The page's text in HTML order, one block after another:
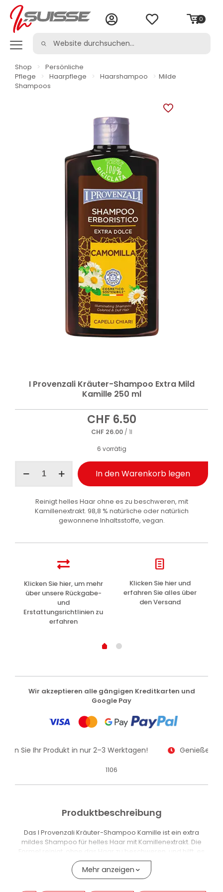
0
Shop >
Persönliche
Pflege
> Haarpflege > Haarshampoo > Milde
Shampoos
I Provenzali Kräuter-Shampoo Extra Mild
Kamille 250 ml
CHF6.50
CHF26.00/ 1l
6 vorrätig
Provenzali
ml
In den Warenkorb legen
Reinigt helles Haar ohne es zu beschweren, mit
Kamillenextrakt. 98,8 % natürliche oder natürlich
gewonnene Inhaltsstoffe, vegan.
Klicken Sie hier, um mehr
über unsere Rückgabe-
und
Erstattungsrichtlinien zu
erfahren
Klicken Sie hier und
erfahren Sie alles über
den Versand
Wir akzeptieren alle gängigen Kreditkarten und
Google Pay
Sie Ihr Produkt in nur 2–3 Werktagen! Genießen
1106
Produktbeschreibung
Das I Provenzali Kräuter-Shampoo Kamille ist ein extra
mildes Shampoo für helles Haar mit Kamillenextrakt. Die
Formel reinigt, ohne das Haar zu beschweren, und hilft, es
weich und leicht zu hinterlassen.
Die Waschbasis besteht aus milden Tensiden pflanzlicher
Mehr anzeigen